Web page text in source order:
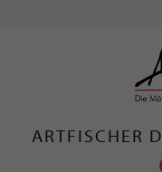
ARTFISCHER